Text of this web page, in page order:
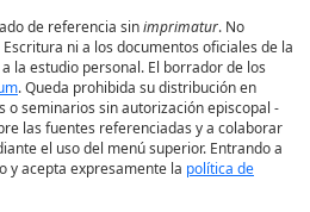
canonizado
1260, se estimaba
el norte de África y Asia.
estricta de la
por unaobservancia
el XVI surgieron para
de referencia sinimprimatur. No
ni a los documentos oficiales de la
la estudio personal. El borrador de los
. Queda prohibida su distribución en
o seminarios sin autorización episcopal -
las fuentes referenciadas y a colaborar
el uso del menú superior. Entrando a
y acepta expresamente la política de